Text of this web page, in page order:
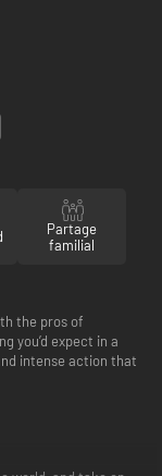
Partage
familial
the pros of
you’d expect in a
intense action that